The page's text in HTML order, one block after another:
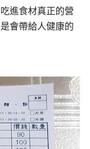
進食材真正的營
會帶給人健康的